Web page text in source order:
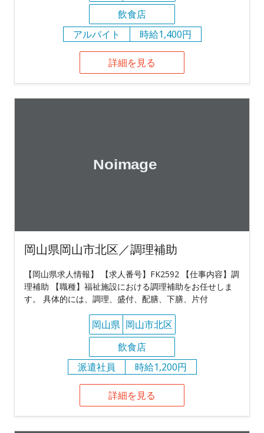
飲食店
アルバイト
時給1,400円
詳細を見る
岡山県岡山市北区／調理補助
【岡山県求人情報】 【求人番号】FK2592 【仕事内容】調
理補助 【職種】福祉施設における調理補助をお任せしま
す。 具体的には、調理、盛付、配膳、下膳、片付
岡山県 岡山市北区
飲食店
派遣社員
時給1,200円
詳細を見る